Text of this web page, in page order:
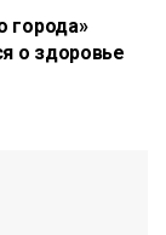
города»
о здоровье